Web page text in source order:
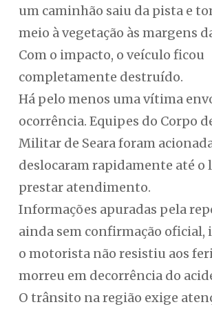
um caminhão saiu da pista e
meio à vegetação às margens
Com o impacto, o veículo ficou
completamente destruído.
Há pelo menos uma vítima
ocorrência. Equipes do Corpo
Militar de Seara foram
deslocaram rapidamente até o
prestar atendimento.
Informações apuradas pela
ainda sem confirmação oficial,
o motorista não resistiu aos
morreu em decorrência do
O trânsito na região exige